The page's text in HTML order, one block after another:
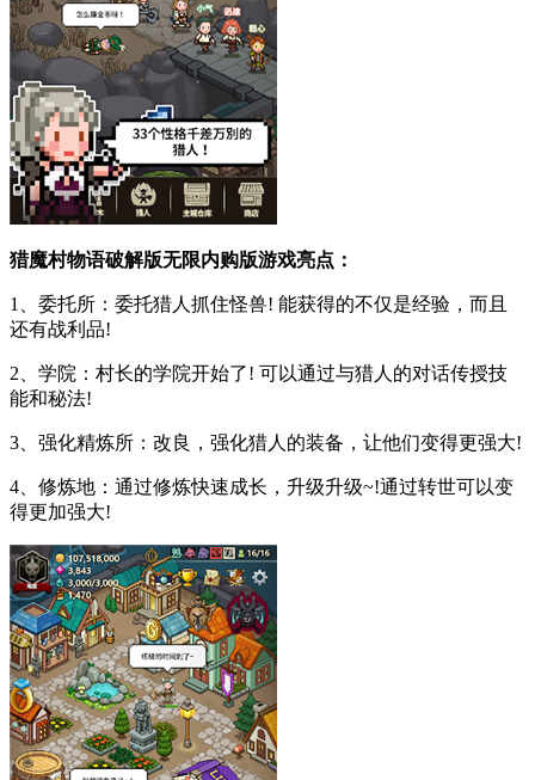
猎魔村物语破解版无限内购版游戏亮点：
1、委托所：委托猎人抓住怪兽! 能获得的不仅是经验，而且
还有战利品!
2、学院：村长的学院开始了! 可以通过与猎人的对话传授技
能和秘法!
3、强化精炼所：改良，强化猎人的装备，让他们变得更强大!
4、修炼地：通过修炼快速成长，升级升级~!通过转世可以变
得更加强大!